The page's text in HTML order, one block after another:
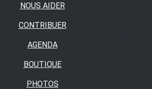
NOUS AIDER
CONTRIBUER
AGENDA
BOUTIQUE
PHOTOS